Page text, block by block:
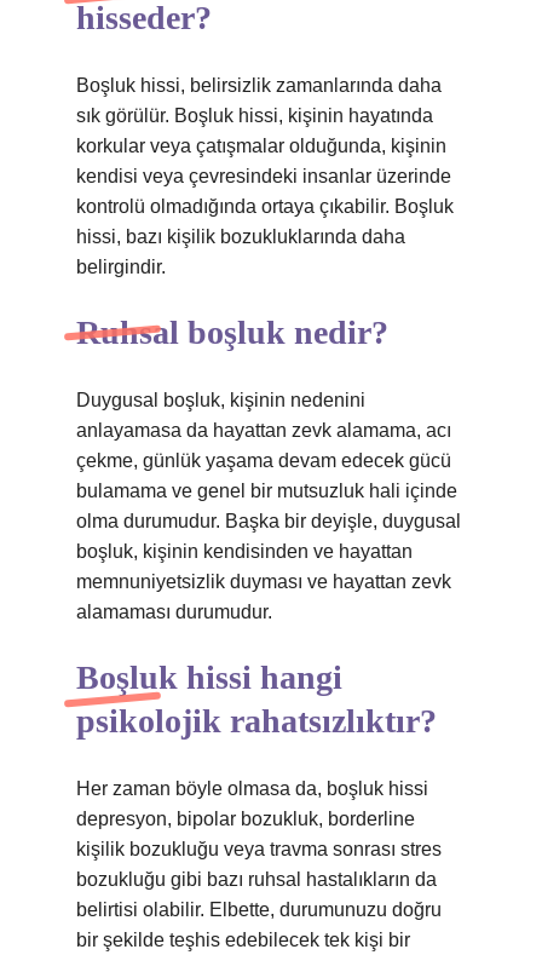
hisseder?
Boşluk hissi, belirsizlik zamanlarında daha
sık görülür. Boşluk hissi, kişinin hayatında
korkular veya çatışmalar olduğunda, kişinin
kendisi veya çevresindeki insanlar üzerinde
kontrolü olmadığında ortaya çıkabilir. Boşluk
hissi, bazı kişilik bozukluklarında daha
belirgindir.
Ruhsal boşluk nedir?
Duygusal boşluk, kişinin nedenini
anlayamasa da hayattan zevk alamama, acı
çekme, günlük yaşama devam edecek gücü
bulamama ve genel bir mutsuzluk hali içinde
olma durumudur. Başka bir deyişle, duygusal
boşluk, kişinin kendisinden ve hayattan
memnuniyetsizlik duyması ve hayattan zevk
alamaması durumudur.
Boşluk hissi hangi
psikolojik rahatsızlıktır?
Her zaman böyle olmasa da, boşluk hissi
depresyon, bipolar bozukluk, borderline
kişilik bozukluğu veya travma sonrası stres
bozukluğu gibi bazı ruhsal hastalıkların da
belirtisi olabilir. Elbette, durumunuzu doğru
bir şekilde teşhis edebilecek tek kişi bir